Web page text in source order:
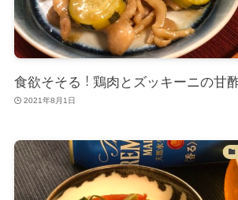
食欲そそる！鶏肉とズッキーニの甘
2021年8月1日